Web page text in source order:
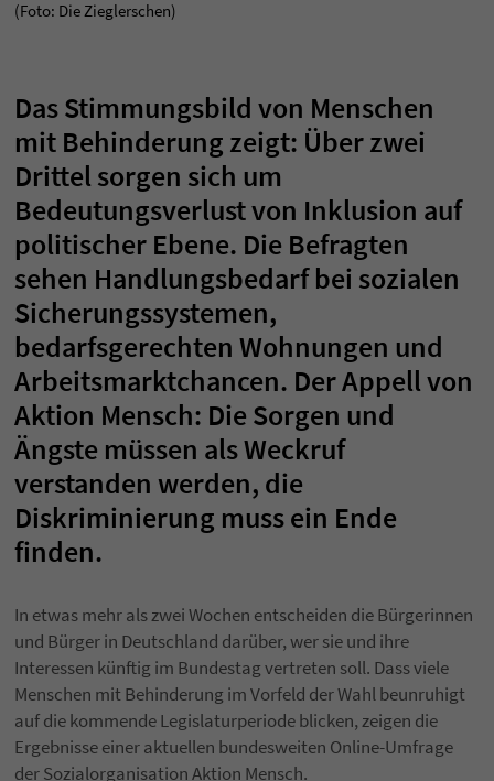
(Foto: Die Zieglerschen)
Das Stimmungsbild von Menschen
mit Behinderung zeigt: Über zwei
Drittel sorgen sich um
Bedeutungsverlust von Inklusion auf
politischer Ebene. Die Befragten
sehen Handlungsbedarf bei sozialen
Sicherungssystemen,
bedarfsgerechten Wohnungen und
Arbeitsmarktchancen. Der Appell von
Aktion Mensch: Die Sorgen und
Ängste müssen als Weckruf
verstanden werden, die
Diskriminierung muss ein Ende
finden.
In etwas mehr als zwei Wochen entscheiden die Bürgerinnen
und Bürger in Deutschland darüber, wer sie und ihre
Interessen künftig im Bundestag vertreten soll. Dass viele
Menschen mit Behinderung im Vorfeld der Wahl beunruhigt
auf die kommende Legislaturperiode blicken, zeigen die
Ergebnisse einer aktuellen bundesweiten Online-Umfrage
der Sozialorganisation Aktion Mensch.